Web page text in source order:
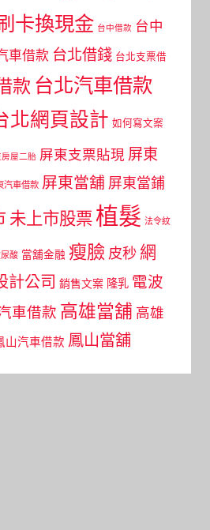
卡換現金 台中借款 台中
車借款 台北借錢 台北支票借
款 台北汽車借款
北網頁設計 如何寫文案
房屋二胎 屏東支票貼現 屏東
汽車借款 屏東當舖 屏東當鋪
未上市股票植髮 法令紋
酸 當舖金融 瘦臉 皮秒 網
計公司 銷售文案 隆乳 電波
車借款 高雄當舖 高雄
山汽車借款 鳳山當舖